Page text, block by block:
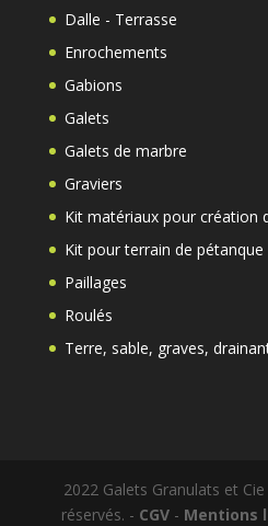
Dalle - Terrasse
Enrochements
Gabions
Galets
Galets de marbre
Graviers
Kit matériaux pour création
Kit pour terrain de pétanque
Paillages
Roulés
Terre, sable, graves,
2022 Galets Granulats et
réservés. - CGV- Mentions